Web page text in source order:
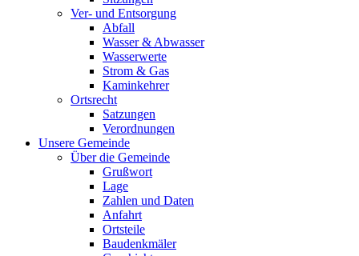
Ver- und Entsorgung
Abfall
Wasser & Abwasser
Wasserwerte
Strom & Gas
Kaminkehrer
Ortsrecht
Satzungen
Verordnungen
Unsere Gemeinde
Über die Gemeinde
Grußwort
Lage
Zahlen und Daten
Anfahrt
Ortsteile
Baudenkmäler